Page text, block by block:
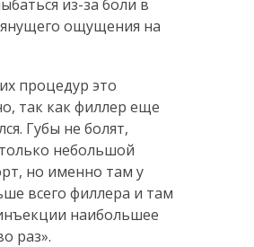
из-за боли в
ощущения на
процедур это
так как филлер еще
Губы не болят,
небольшой
но именно там у
всего филлера и там
наибольшее
раз».